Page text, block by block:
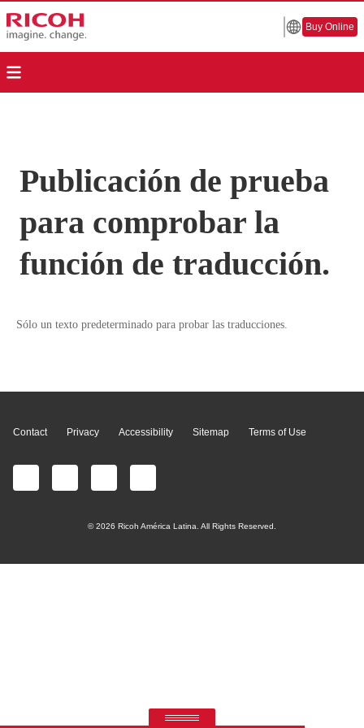
Buy Online
Publicación de prueba
para comprobar la
función de traducción.
Sólo un texto predeterminado para probar las traducciones.
Contact Privacy Accessibility Sitemap Terms of Use
© 2026 Ricoh América Latina. All Rights Reserved.